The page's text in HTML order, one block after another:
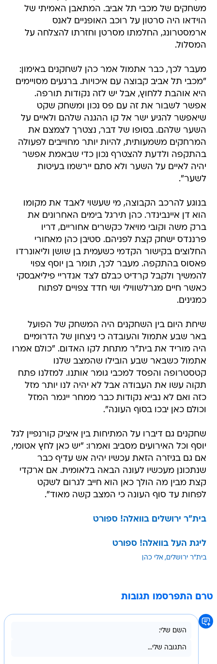
משחקים של מכבי תל אביב. המתאבן האמיתי של
הוידאו היה סרטון על רוכב האופניים לאנס
ארמסטרונג, החלמתו מסרטן וחזרתו להצלחה על
המסלול.
מעבר לכך, כבר אתמול אמר כהן לשחקנים באימון:
"מכבי תל אביב קבוצה עם איכויות. ברגעים מסויימים
היא אוהבת ללחוץ, אבל יש לזה נקודות תורפה.
אפשר לשבור את זה עם פס נכון ומשחק שקט
שיאפשר להגיע ישר אל קו ההגנה שלהם ולאיים על
השער שלהם. בסופו של דבר, נצטרך לצמצם את
המרחקים משמעותית, להיות יותר מחוייבים לפעולה
בהתקפה ולדעת להצטרף נכון כדי שבאמת אפשר
יהיה לאיים על השער ולא סתם יירשמו בעיטות
לשער".
בנוגע להרכב הקבוצה, מי שעשוי לאבד את מקומו
הוא דן איינבינדר. כהן תירגל בימים האחרונים את
ברק משה וקובי מויאל כקשרים אחוריים, דריו
פרננדס ישחק קצת לפניהם. סטיבן כהן מאחורי
החלוצים בקישור הקדמי כשעמית בן שושן וליאונרדו
פאסוס בהתקפה. מעבר לכך, תומר בן יוסף צפוי
להמשיך ולקבל קרדיט כבלם לצד אנדריי פיליאבסקי
כאשר חיים מגרלשווילי ושי חדד צפויים לפתוח
כמגינים.
שיחת היום בין השחקנים היה המשחק של הפועל
באר שבע אתמול והעובדה כי ניצחון של הדרומיים
היה מוריד את בית"ר מתחת לקו האדום. "כולם אמרו
אתמול כשבאר שבע הובילו שהמצב שלנו
קטסטרופה והפסד למכבי גומר אותנו. למזלנו פתח
תקוה עשו את העבודה אבל לא יהיה לנו יותר מזל
כזה ואם לא נביא נקודות כבר ממחר ייגמר המזל
וכולם כאן יבכו בסוף העונה".
שחקנים גם דיברו על המתיחות בין איציק קורנפיין לגל
יוסף וכל האירועים מסביב ואמרו: "יש כאן לחץ אטומי,
אם גם בגיזרה הזאת עכשיו יהיה אש עדיף כבר
שנתכונן מעכשיו לעונה הבאה בלאומית. אם ארקדי
קצת מבין מה הולך כאן הוא חייב לגרום לשקט
לפחות עד סוף העונה כי המצב קשה מאוד".
בית"ר ירושלים בוואלה! ספורט
ליגת העל בוואלה! ספורט
בית"ר ירושלים אלי כהן
טרם התפרסמו תגובות